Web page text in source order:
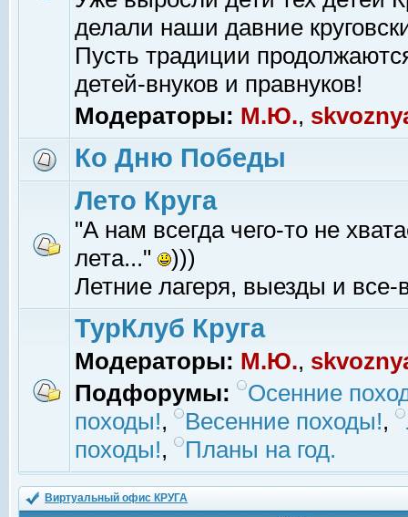
делали наши давние
Пусть традиции
детей-внуков и правнуков!
Модераторы: М.Ю.,
Ко Дню Победы
Лето Круга
"А нам всегда чего-то не
лета..."
)))
Летние лагеря, выезды и все-
ТурКлуб Круга
Модераторы: М.Ю.,
Подфорумы:
Осенние
походы!, Весенние походы!,
походы!, Планы на год.
Виртуальный офис КРУГА